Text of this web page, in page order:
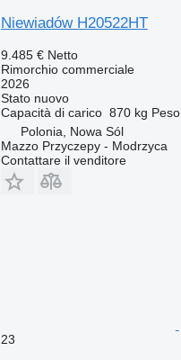
Niewiadów H20522HT
9.485 € Netto
Rimorchio commerciale
2026
Statonuovo
Capacità di carico 870 kg
Polonia, Nowa Sól
Mazzo Przyczepy - Modrzyca
Contattare il venditore
23